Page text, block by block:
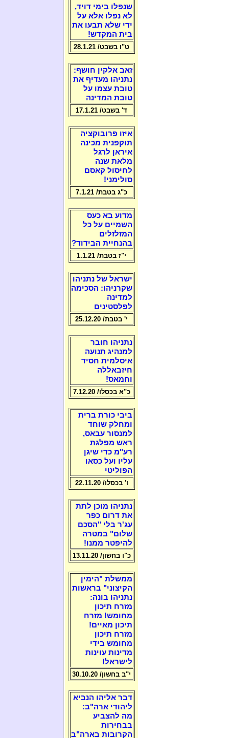
שנפלו בימי דויד,
לא נפלו אלא על
ידי שלא תבעו את
בית המקדש!
ט"ו בשבט/ 28.1.21
זאב אלקין חושף:
נתניהו מעדיף את
טובת עצמו על
טובת המדינה
ד' בשבט/ 17.1.21
איזו פרובוקציה
תוקפנית מכינה
איראן לרגל
מלאת שנה
לחיסול קאסם
סולימני!
כ"ג בטבת/ 7.1.21
מדוע בא כעס
השמיים על כל
המזלזלים
בהנחיית הבידוד?
י"ז בטבת/ 1.1.21
ישראל של נתניהו
שקרניהו: הסכימה
למדינה
לפלסטינים
י' בטבת/ 25.12.20
נתניהו חובר
למנהיג תנועה
איסלמית חסיד
חיזבאללה
וחמאס!
כ"א בכסלו/ 7.12.20
ביבי כורת ברית
ומחלק שוחד
למנסור עבאס,
ראש מפלגת
רע"מ כדי שיגן
עליו ועל כסאו
הפוליטי
ו' בכסלו/ 22.11.20
נתניהו מוכן לתת
את דרום כפר
עג'ר בלי "הסכם
שלום" במטרה
להיפטר ממנו!
כ"ו בחשון/ 13.11.20
ממשלת "הימין
הקיצוני" בראשות
נתניהו בונה:
מזרח תיכון
מחומש! מזרח
תיכון מאיים!
מזרח תיכון
מחומש בידי
מדינות עוינות
לישראל!
י"ב בחשון/ 30.10.20
דבר אליהו הנביא
ליהודי ארה"ב:
מה להצביע
בבחירות
הקרובות בארה"ב